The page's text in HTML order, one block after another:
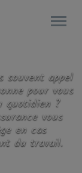
souvent appel
pour vous
quotidien ?
vous
en cas
du travail.